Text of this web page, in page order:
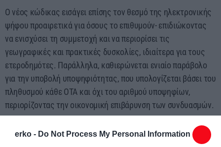
erko - Do Not Process My Personal Information
Ο νέος κώδικας εισάγει επίσης τον θεσμό της ηλεκτρονικής
ψήφου προαιρετικά για όσους το επιθυμούν- επιδιώκοντας
να ενισχύσει τη συμμετοχή και να περιορίσει τις
γεωγραφικές και πρακτικές δυσκολίες, ιδιαίτερα για τους
ετεροδημότες. Παράλληλα, καθιερώνεται ενιαίο παράβολο
για την υποβολή υποψηφιότητας, που υπολογίζεται βάσει του
πληθυσμού κάθε ΟΤΑ και όχι του αριθμού υποψηφίων,
περιορίζοντας την οικονομική επιβάρυνση των συνδυασμών.
προεκλογική εκστρατεία, θεσπίζονται αυστηρότερα όρια